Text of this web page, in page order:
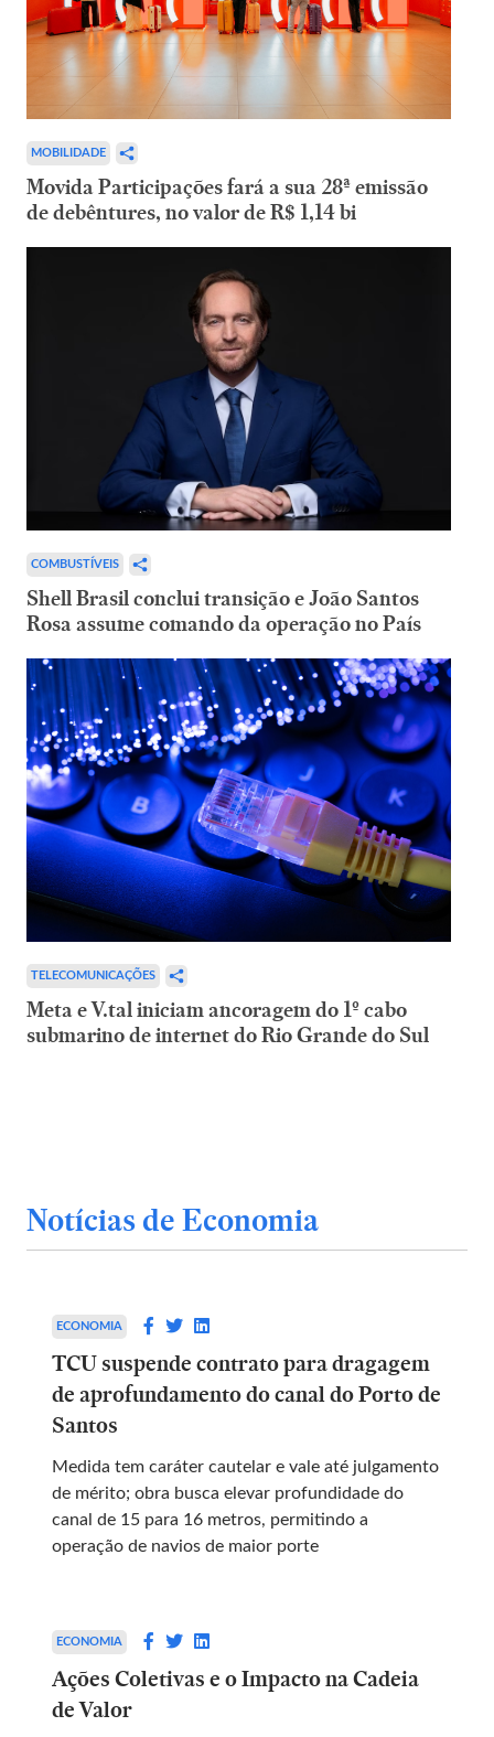
MOBILIDADE
Movida Participações fará a sua 28ª emissão
de debêntures, no valor de R$ 1,14 bi
COMBUSTÍVEIS
Shell Brasil conclui transição e João Santos
Rosa assume comando da operação no País
TELECOMUNICAÇÕES
Meta e V.tal iniciam ancoragem do 1º cabo
submarino de internet do Rio Grande do Sul
Notícias de Economia
ECONOMIA
TCU suspende contrato para dragagem
de aprofundamento do canal do Porto de
Santos
Medida tem caráter cautelar e vale até julgamento
de mérito; obra busca elevar profundidade do
canal de 15 para 16 metros, permitindo a
operação de navios de maior porte
ECONOMIA
Ações Coletivas e o Impacto na Cadeia
de Valor